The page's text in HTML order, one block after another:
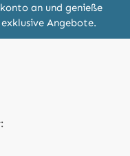
an und genieße
Angebote.